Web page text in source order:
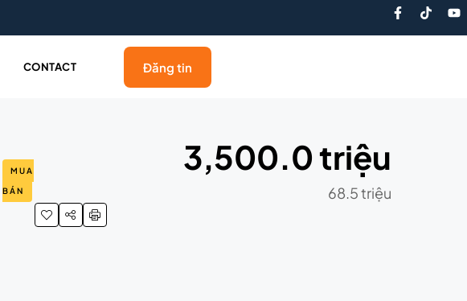
CONTACT Đăng tin
MUA
BÁN
3,500.0 triệu
68.5 triệu